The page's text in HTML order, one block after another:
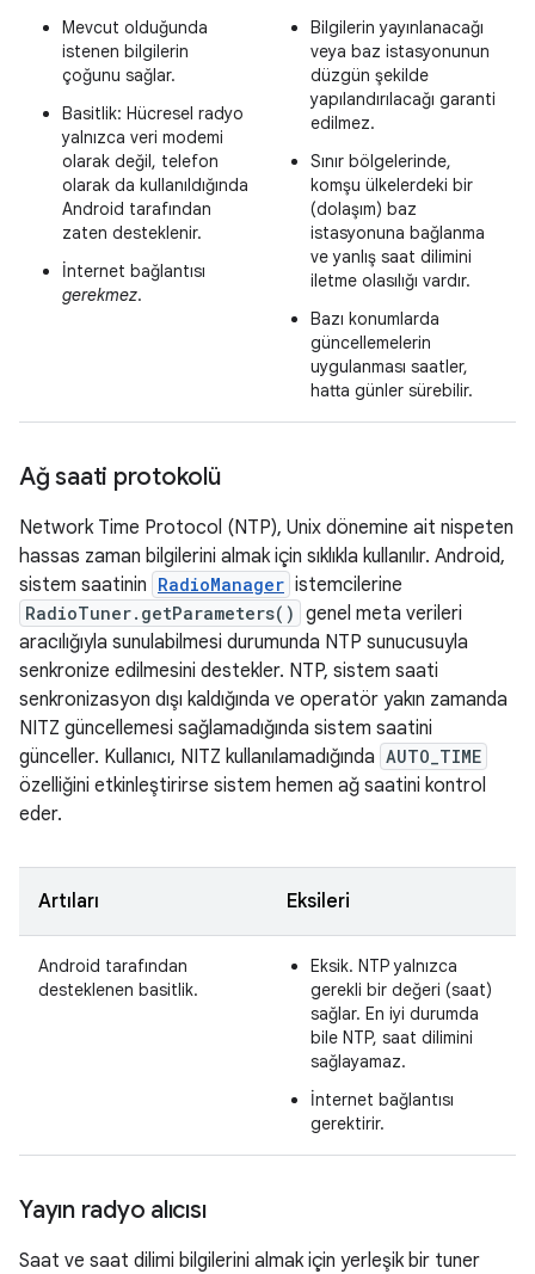
Mevcut olduğunda
istenen bilgilerin
çoğunu sağlar.
Basitlik: Hücresel radyo
yalnızca veri modemi
olarak değil, telefon
olarak da kullanıldığında
Android tarafından
zaten desteklenir.
İnternet bağlantısı
gerekmez.
Bilgilerin yayınlanacağı
veya baz istasyonunun
düzgün şekilde
yapılandırılacağı garanti
edilmez.
Sınır bölgelerinde,
komşu ülkelerdeki bir
(dolaşım) baz
istasyonuna bağlanma
ve yanlış saat dilimini
iletme olasılığı vardır.
Bazı konumlarda
güncellemelerin
uygulanması saatler,
hatta günler sürebilir.
Ağ saati protokolü
Network Time Protocol (NTP), Unix dönemine ait nispeten
hassas zaman bilgilerini almak için sıklıkla kullanılır. Android,
sistem saatinin RadioManager istemcilerine
RadioTuner.getParameters() genel meta verileri
aracılığıyla sunulabilmesi durumunda NTP sunucusuyla
senkronize edilmesini destekler. NTP, sistem saati
senkronizasyon dışı kaldığında ve operatör yakın zamanda
NITZ güncellemesi sağlamadığında sistem saatini
günceller. Kullanıcı, NITZ kullanılamadığında AUTO_TIME
özelliğini etkinleştirirse sistem hemen ağ saatini kontrol
eder.
Artıları Eksileri
Android tarafından
desteklenen basitlik.
Eksik. NTP yalnızca
gerekli bir değeri (saat)
sağlar. En iyi durumda
bile NTP, saat dilimini
sağlayamaz.
İnternet bağlantısı
gerektirir.
Yayın radyo alıcısı
Saat ve saat dilimi bilgilerini almak için yerleşik bir tuner